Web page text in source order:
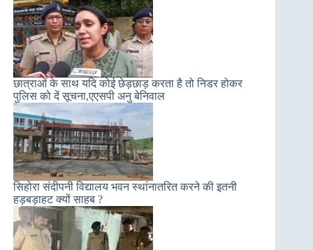
छात्राओं के साथ यदि कोई छेड़छाड़ करता है तो निडर होकर
पुलिस को दें सूचना,एएसपी अनु बेनिवाल
सिहोरा संदीपनी विद्यालय भवन स्थांनातरित करने की इतनी
हड़बड़ाहट क्यों साहब ?